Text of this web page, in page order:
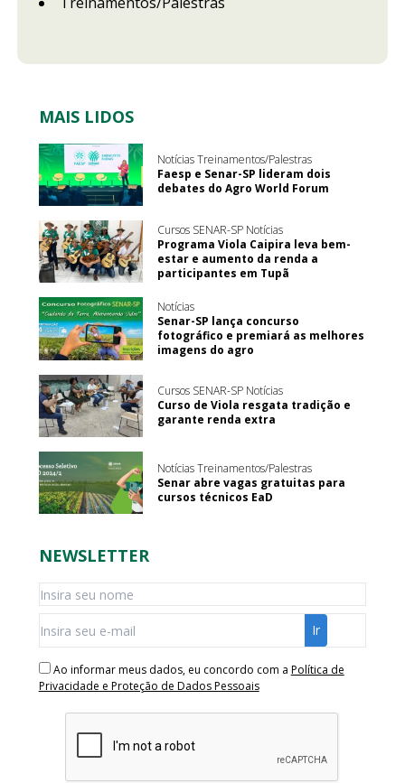
MAIS LIDOS
Notícias Treinamentos/Palestras
Faesp e Senar-SP lideram dois
debates do Agro World Forum
Cursos SENAR-SP Notícias
Programa Viola Caipira leva bem-
estar e aumento da renda a
participantes em Tupã
Notícias
Senar-SP lança concurso
fotográfico e premiará as melhores
imagens do agro
Cursos SENAR-SP Notícias
Curso de Viola resgata tradição e
garante renda extra
Notícias Treinamentos/Palestras
Senar abre vagas gratuitas para
cursos técnicos EaD
NEWSLETTER
Ao informar meus dados, eu concordo com a Política de
Privacidade e Proteção de Dados Pessoais